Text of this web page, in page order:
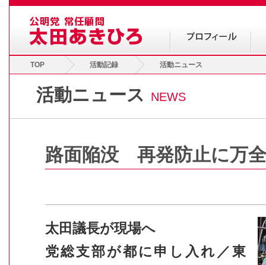
TOP 活動記録 活動ニュース
活動ニュース NEWS
路面陥没 再発防止に万
太田議長が現場へ
党総支部が都に申し入れ／東